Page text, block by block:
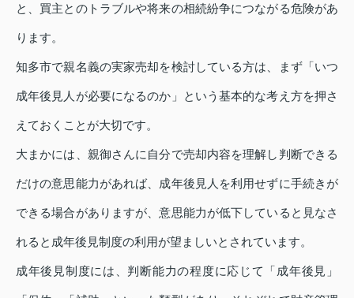
と、買主とのトラブルや将来の相続紛争につながる危険があ
ります。
知多市で親名義の実家売却を検討している方は、まず「いつ
成年後見人が必要になるのか」という基本的な考え方を押さ
えておくことが大切です。
大まかには、親御さんに自分で売却内容を理解し判断できる
だけの意思能力があれば、成年後見人を利用せずに手続きが
できる場合がありますが、意思能力が低下していると見なさ
れると成年後見制度の利用が望ましいとされています。
成年後見制度には、判断能力の程度に応じて「成年後見」